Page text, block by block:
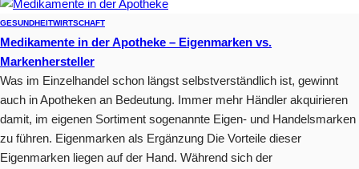
GESUNDHEITWIRTSCHAFT
Medikamente in der Apotheke – Eigenmarken vs.
Markenhersteller
Was im Einzelhandel schon längst selbstverständlich ist, gewinnt
auch in Apotheken an Bedeutung. Immer mehr Händler akquirieren
damit, im eigenen Sortiment sogenannte Eigen- und Handelsmarken
zu führen. Eigenmarken als Ergänzung Die Vorteile dieser
Eigenmarken liegen auf der Hand. Während sich der